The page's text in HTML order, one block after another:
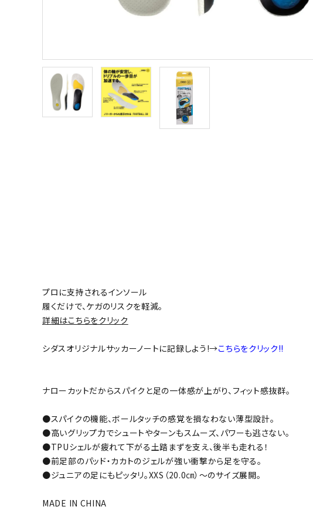
プロに支持されるインソール
履くだけで、ケガのリスクを軽減。
詳細はこちらをクリック
シダスオリジナルサッカーノートに記録しよう!→こちらをクリック!!
ナローカットだからスパイクと足の一体感が上がり、フィット感抜群。
●スパイクの機能、ボールタッチの感覚を損なわない薄型設計。
●高いグリップ力でシュートやターンもスムーズ、パワーも逃さない。
●TPUシェルが疲れて下がる土踏まずを支え、後半も走れる！
●前足部のパッド・カカトのジェルが強い衝撃から足を守る。
●ジュニアの足にもピッタリ。XXS（20.0㎝）～のサイズ展開。
MADE IN CHINA